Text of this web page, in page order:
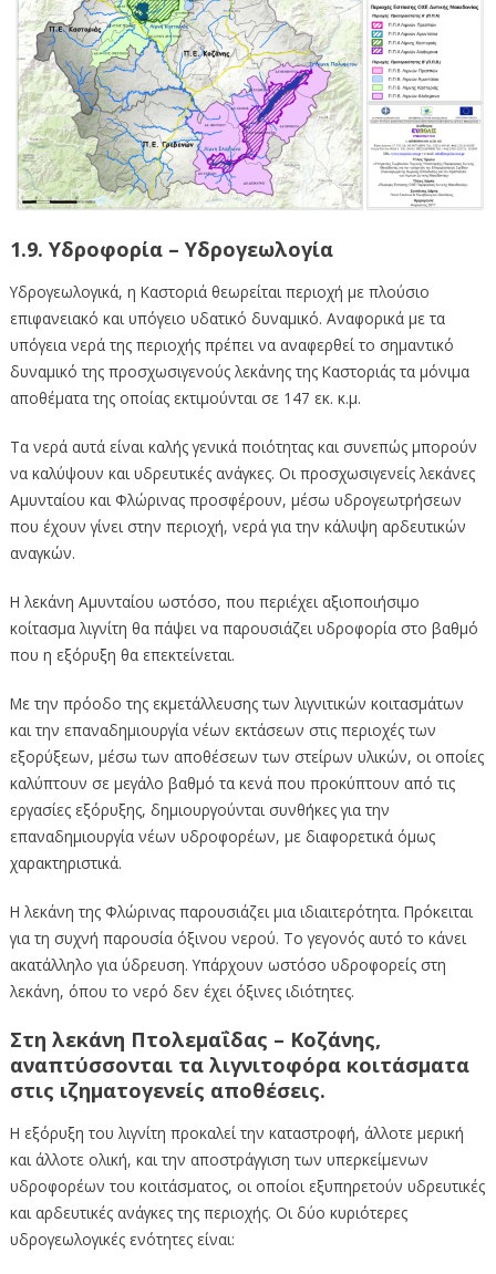
1.9. Υδροφορία – Υδρογεωλογία
Υδρογεωλογικά, η Καστοριά θεωρείται περιοχή με πλούσιο
επιφανειακό και υπόγειο υδατικό δυναμικό. Αναφορικά με τα
υπόγεια νερά της περιοχής πρέπει να αναφερθεί το σημαντικό
δυναμικό της προσχωσιγενούς λεκάνης της Καστοριάς τα μόνιμα
αποθέματα της οποίας εκτιμούνται σε 147 εκ. κ.μ.
Τα νερά αυτά είναι καλής γενικά ποιότητας και συνεπώς μπορούν
να καλύψουν και υδρευτικές ανάγκες. Οι προσχωσιγενείς λεκάνες
Αμυνταίου και Φλώρινας προσφέρουν, μέσω υδρογεωτρήσεων
που έχουν γίνει στην περιοχή, νερά για την κάλυψη αρδευτικών
αναγκών.
Η λεκάνη Αμυνταίου ωστόσο, που περιέχει αξιοποιήσιμο
κοίτασμα λιγνίτη θα πάψει να παρουσιάζει υδροφορία στο βαθμό
που η εξόρυξη θα επεκτείνεται.
Με την πρόοδο της εκμετάλλευσης των λιγνιτικών κοιτασμάτων
και την επαναδημιουργία νέων εκτάσεων στις περιοχές των
εξορύξεων, μέσω των αποθέσεων των στείρων υλικών, οι οποίες
καλύπτουν σε μεγάλο βαθμό τα κενά που προκύπτουν από τις
εργασίες εξόρυξης, δημιουργούνται συνθήκες για την
επαναδημιουργία νέων υδροφορέων, με διαφορετικά όμως
χαρακτηριστικά.
Η λεκάνη της Φλώρινας παρουσιάζει μια ιδιαιτερότητα. Πρόκειται
για τη συχνή παρουσία όξινου νερού. Το γεγονός αυτό το κάνει
ακατάλληλο για ύδρευση. Υπάρχουν ωστόσο υδροφορείς στη
λεκάνη, όπου το νερό δεν έχει όξινες ιδιότητες.
Στη λεκάνη Πτολεμαΐδας – Κοζάνης,
αναπτύσσονται τα λιγνιτοφόρα κοιτάσματα
στις ιζηματογενείς αποθέσεις.
Η εξόρυξη του λιγνίτη προκαλεί την καταστροφή, άλλοτε μερική
και άλλοτε ολική, και την αποστράγγιση των υπερκείμενων
υδροφορέων του κοιτάσματος, οι οποίοι εξυπηρετούν υδρευτικές
και αρδευτικές ανάγκες της περιοχής. Οι δύο κυριότερες
υδρογεωλογικές ενότητες είναι: